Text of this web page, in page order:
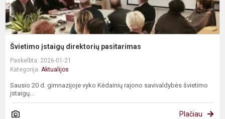
Švietimo įstaigų direktorių pasitarimas
Paskelbta: 2026-01-21
Kategorija: Aktualijos
Sausio 20 d. gimnazijoje vyko Kėdainių rajono savivaldybės švietimo
įstaigų...
Plačiau